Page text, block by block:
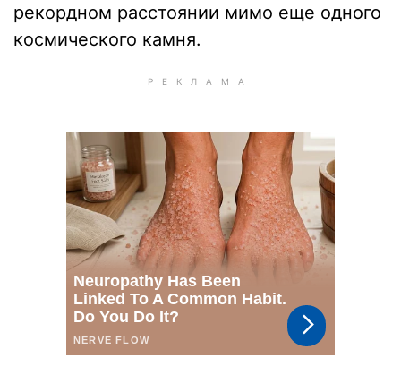
рекордном расстоянии мимо еще одного
космического камня.